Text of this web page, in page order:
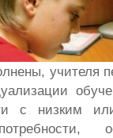
учителя
с низким